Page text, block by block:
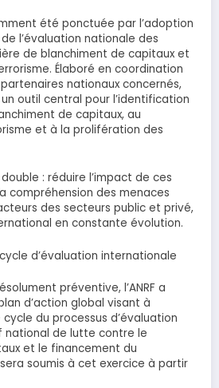
été ponctuée par l’adoption
l’évaluation nationale des
de blanchiment de capitaux et
Élaboré en coordination
nationaux concernés,
outil central pour l’identification
de capitaux, au
et à la prolifération des
: réduire l’impact de ces
compréhension des menaces
des secteurs public et privé,
en constante évolution.
d’évaluation internationale
préventive, l’ANRF a
d’action global visant à
du processus d’évaluation
national de lutte contre le
et le financement du
soumis à cet exercice à partir